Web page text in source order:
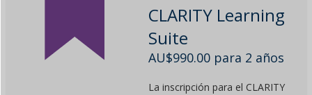
CLARITY Learning
Suite
AU$990.00 para 2 años
La inscripción para el CLARITY